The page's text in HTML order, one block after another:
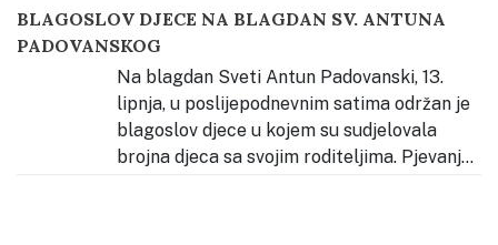
zube. Djeca su se potom hrabro “provozala” na
stomatološkoj stolici i čistili naslage na modelu zubala
kako bi vidjeli kako…
BLAGOSLOV DJECE NA BLAGDAN SV. ANTUNA
PADOVANSKOG
Na blagdan Sveti Antun Padovanski, 13.
lipnja, u poslijepodnevnim satima održan je
blagoslov djece u kojem su sudjelovala
brojna djeca sa svojim roditeljima. Pjevanje